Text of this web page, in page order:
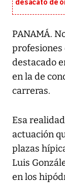
desacato de
PANAMÁ.
profesiones
destacado
en la de
carreras.
Esa
actuación
plazas
Luis
en los